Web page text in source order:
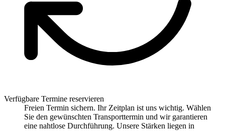
Verfügbare Termine reservieren
Freien Termin sichern. Ihr Zeitplan ist uns wichtig. Wählen
Sie den gewünschten Transporttermin und wir garantieren
eine nahtlose Durchführung. Unsere Stärken liegen in